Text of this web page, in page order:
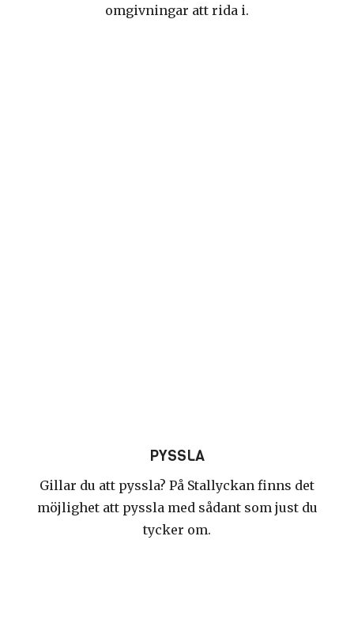
omgivningar att rida i.
PYSSLA
Gillar du att pyssla? På Stallyckan finns det
möjlighet att pyssla med sådant som just du
tycker om.